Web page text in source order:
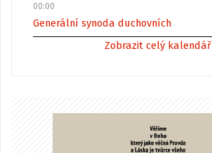
00:00
Generální synoda duchovních
Zobrazit celý kalendář